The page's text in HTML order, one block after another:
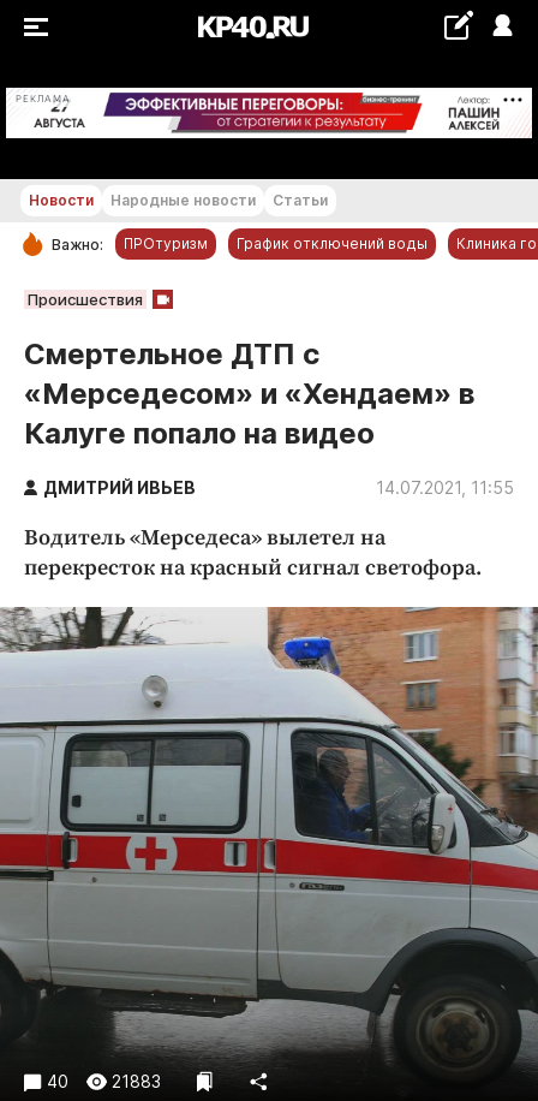
РЕКЛАМА +28...+29 °С
РУБРИКИ
Новости компаний
Статьи
Народные новости
Авто и транспорт
Криминал
Недвижимость и ЖКХ
Общество
Погода
Праздники
Происшествия
Спорт
Экономика и бизнес
Блоги
Издания
Медиаперсона
Интересное чтиво
Новости Народные новости Статьи
Важно: ПРОтуризм График отключений воды Клиника
Происшествия
Смертельное ДТП с
«Мерседесом» и «Хендаем» в
Калуге попало на видео
ДМИТРИЙ ИВЬЕВ 14.07.2021, 11:55
Водитель «Мерседеса» вылетел на
перекресток на красный сигнал светофора.
40 21883